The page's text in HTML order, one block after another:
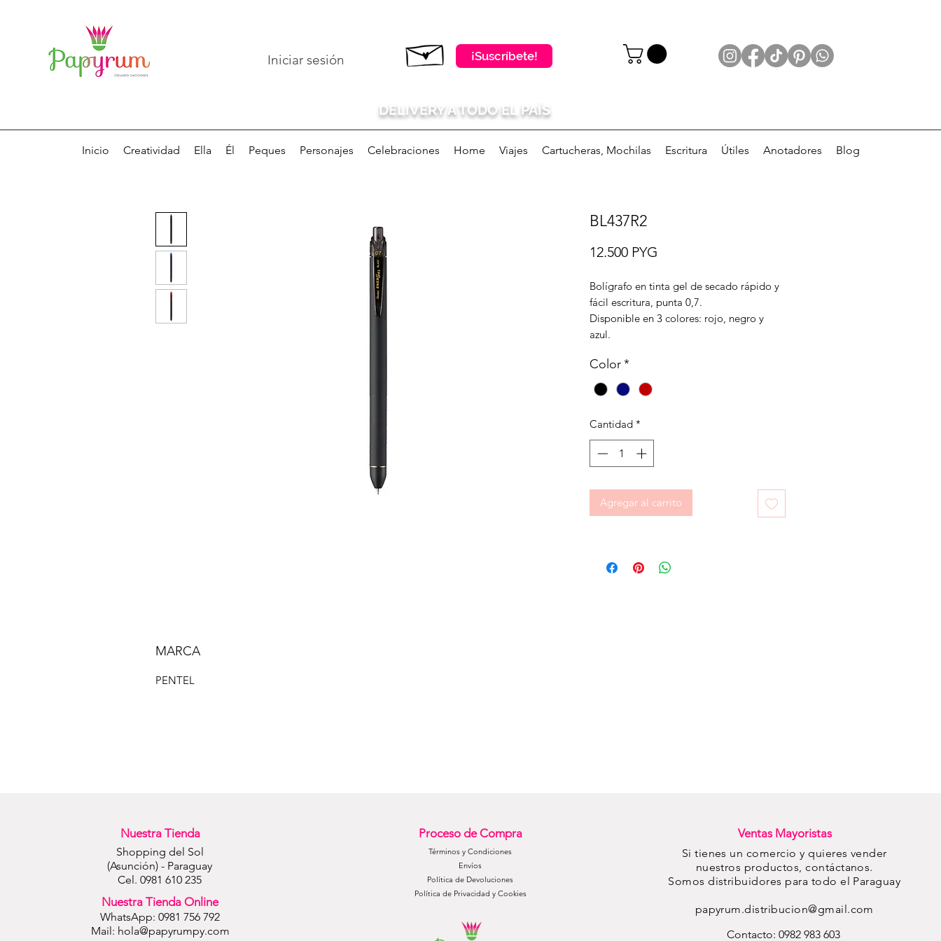
Iniciar sesión ¡Suscríbete!
DELIVERY A TODO EL PAÍS
Inicio Creatividad Ella Él Peques Personajes Celebraciones Home Viajes Cartucheras, Mochilas Escritura Útiles Anotadores Blog
BL437R2
12.500 PYG
Bolígrafo en tinta gel de secado rápido y
fácil escritura, punta 0,7.
Disponible en 3 colores: rojo, negro y
azul.
Color*
Cantidad *
Agregar al carrito
MARCA
PENTEL
Nuestra Tienda
Shopping del Sol
(Asunción) - Paraguay
Cel. 0981 610 235
Nuestra Tienda Online
WhatsApp: 0981 756 792
Mail: hola@papyrumpy.com
Proceso de Compra
Términos y Condiciones
Envíos
Política de Devoluciones
Política de Privacidad y Cookies
Ventas Mayoristas
Si tienes un comercio y quieres vender
nuestros productos, contáctanos.
Somos distribuidores para todoel Paraguay
papyrum.distribucion@gmail.com
Contacto: 0982 983 603